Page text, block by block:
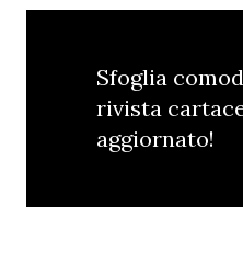
Sfoglia
rivista
aggiornato!